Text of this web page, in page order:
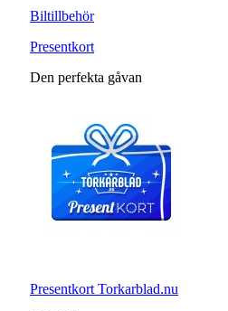
Biltillbehör
Presentkort
Den perfekta gåvan
Presentkort Torkarblad.nu